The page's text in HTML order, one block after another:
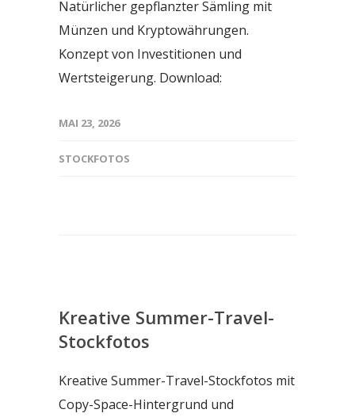
Natürlicher gepflanzter Sämling mit
Münzen und Kryptowährungen.
Konzept von Investitionen und
Wertsteigerung. Download:
MAI 23, 2026
STOCKFOTOS
Kreative Summer-Travel-
Stockfotos
Kreative Summer-Travel-Stockfotos mit
Copy-Space-Hintergrund und